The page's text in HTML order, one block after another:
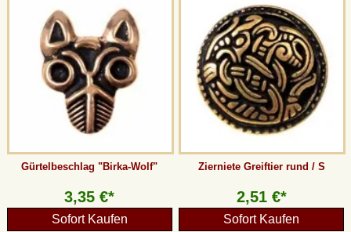
Gürtelbeschlag "Birka-Wolf"
3,35 €*
Sofort Kaufen
Zierniete Greiftier rund / S
2,51 €*
Sofort Kaufen